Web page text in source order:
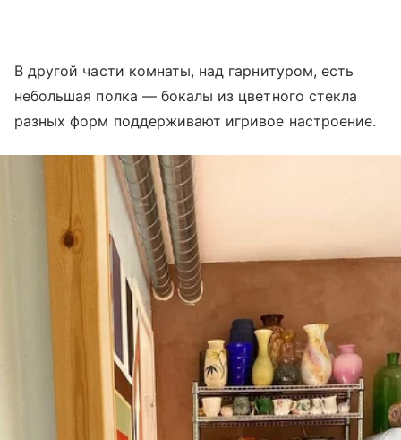
В другой части комнаты, над гарнитуром, есть
небольшая полка — бокалы из цветного стекла
разных форм поддерживают игривое настроение.